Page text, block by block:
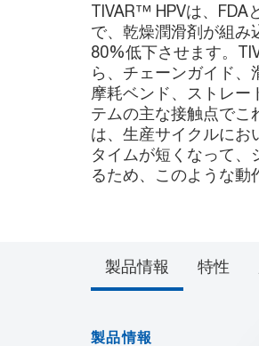
TIVAR™ HPVは、FDA
で、乾燥潤滑剤が組み
80%低下させます。
ら、チェーンガイド
摩耗ベンド、ストレー
テムの主な接触点でこ
は、生産サイクルにお
タイムが短くなって
るため、このような動
製品情報 特性
製品情報